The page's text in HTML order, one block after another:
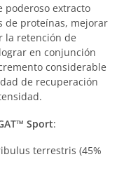
poderoso extracto
de proteínas, mejorar
la retención de
en conjunción
considerable
de recuperación
™ Sport:
terrestris (45%